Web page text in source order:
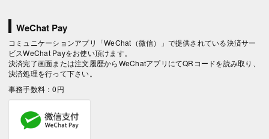
WeChat Pay
コミュニケーションアプリ「WeChat（微信）」で提供されている決済サー
ビスWeChat Payをお使い頂けます。
決済完了画面または注文履歴からWeChatアプリにてQRコードを読み取り、
決済処理を行って下さい。
事務手数料：0円